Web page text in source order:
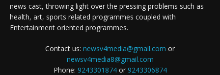
news cast, throwing light over the pressing problems such as
health, art, sports related programmes coupled with
Entertainment oriented programmes.
Contact us: newsv4media@gmail.com or
newsv4media8@gmail.com
Phone: 9243301874or 9243306874